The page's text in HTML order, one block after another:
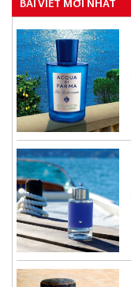
Armaf
Azzaro
Balmain
BANOBAGI
Britney Spears
Burberry
Bvlgari
Byredo
Calvin Klein
Carolina Herrera
BÀI VIẾT MỚI NHẤT